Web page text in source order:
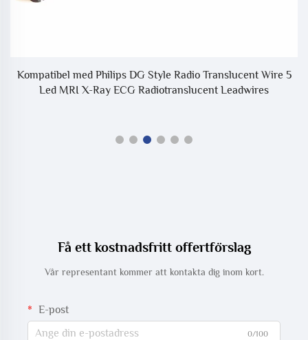
Kompatibel med Philips DG Style Radio Translucent Wire 5
Led MRI X-Ray ECG Radiotranslucent Leadwires
Få ett kostnadsfritt offertförslag
Vår representant kommer att kontakta dig inom kort.
E-post
0/100